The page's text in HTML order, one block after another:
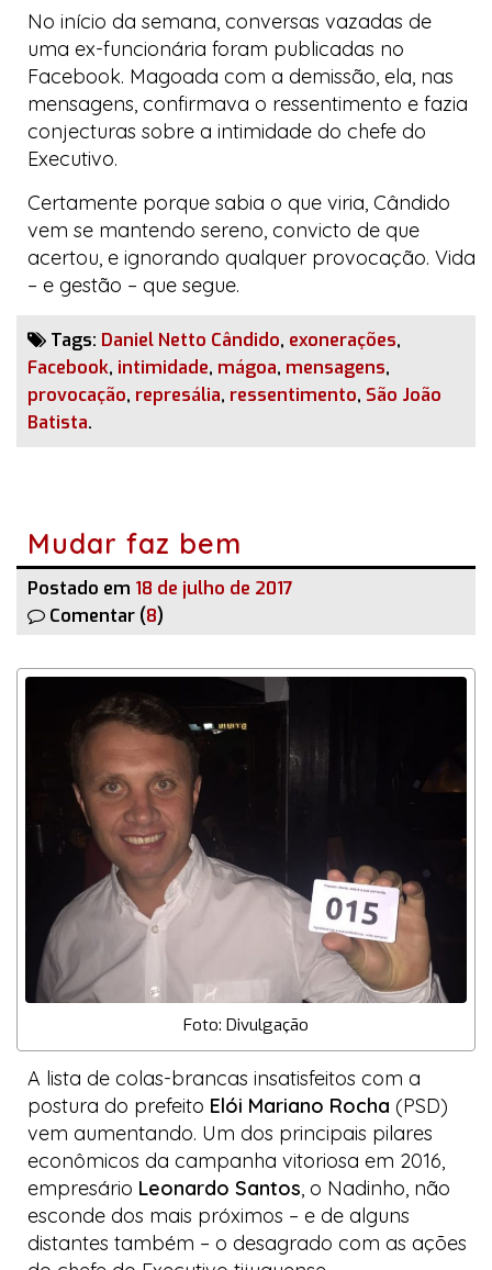
No início da semana, conversas vazadas de
uma ex-funcionária foram publicadas no
Facebook. Magoada com a demissão, ela, nas
mensagens, confirmava o ressentimento e fazia
conjecturas sobre a intimidade do chefe do
Executivo.
Certamente porque sabia o que viria, Cândido
vem se mantendo sereno, convicto de que
acertou, e ignorando qualquer provocação. Vida
– e gestão – que segue.
Tags: Daniel Netto Cândido, exonerações,
Facebook, intimidade, mágoa, mensagens,
provocação, represália, ressentimento, São João
Batista.
Mudar faz bem
Postado em 18 de julho de 2017
Comentar (8)
Foto: Divulgação
A lista de colas-brancas insatisfeitos com a
postura do prefeito Elói Mariano Rocha (PSD)
vem aumentando. Um dos principais pilares
econômicos da campanha vitoriosa em 2016,
empresário Leonardo Santos, o Nadinho, não
esconde dos mais próximos – e de alguns
distantes também – o desagrado com as ações